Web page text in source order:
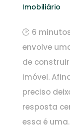
Imobiliário
🕑 6
envolve
de
imóvel.
preciso
resposta
essa é